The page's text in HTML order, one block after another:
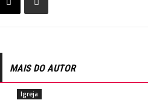
MAIS DO AUTOR
Igreja